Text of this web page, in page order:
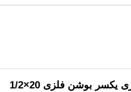
زانو زوج رادیاتوری یکسر بوشن فلزی 20×1/2